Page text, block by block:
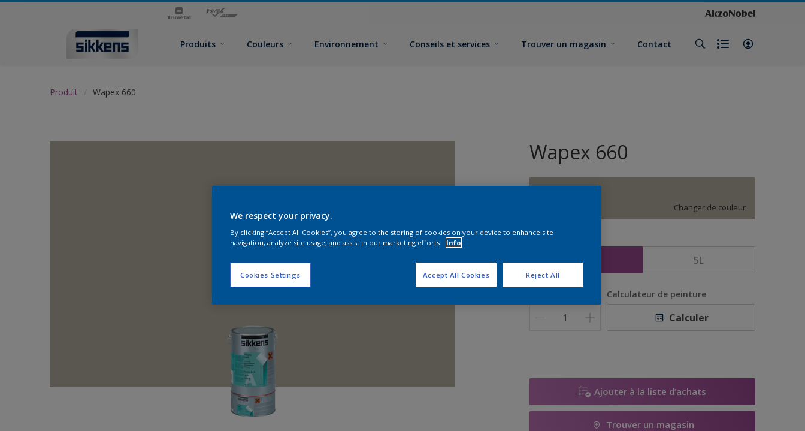
Produits Couleurs Environnement Conseils et services Trouver un magasin Contact
Produit Wapex 660
Wapex 660
Changer de couleur
1L 5L
Calculateur de peinture
Calculer
Ajouter à la liste d’achats
Trouver un magasin
We respect your privacy.
By clicking “Accept All Cookies”, you agree to the storing of cookies on your device to enhance site
navigation, analyze site usage, and assist in our marketing efforts.
Info
Cookies Settings Reject All
Accept All Cookies